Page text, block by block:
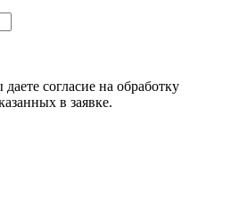
согласие на обработку
в заявке.